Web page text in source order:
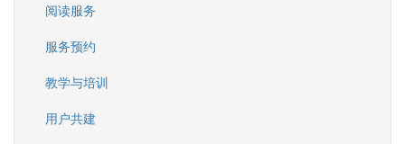
阅读服务
服务预约
教学与培训
用户共建